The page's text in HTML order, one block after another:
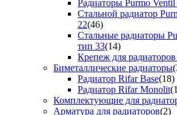
Радиаторы Purmo
Стальной радиатор
22(46)
Стальные радиаторы
тип 33(14)
Крепеж для
Биметаллические радиаторы
Радиатор Rifar Base(18)
Радиатор Rifar Monolit
Комплектующие для
Арматура для радиаторов(2)